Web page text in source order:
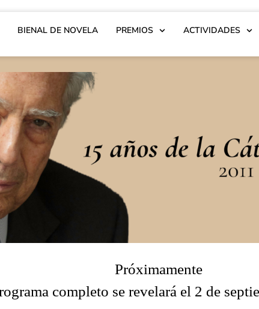
BIENAL DE NOVELA PREMIOS ACTIVIDADES
Próximamente
completo se revelará el 2 de